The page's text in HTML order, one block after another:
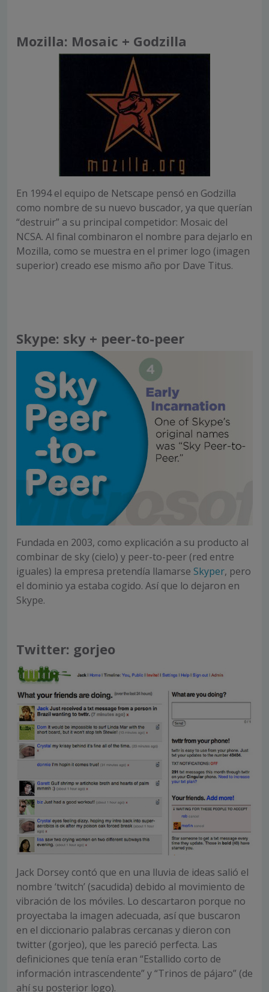
Mozilla: Mosaic + Godzilla
En 1994 el equipo de Netscape pensó en Godzilla
como nombre de su nuevo buscador, ya que querían
“destruir” a su principal competidor: Mosaic del
NCSA. Al final combinaron el nombre para dejarlo en
Mozilla, como se muestra en el primer logo (imagen
superior) creado ese mismo año por Dave Titus.
Skype: sky + peer-to-peer
Fundada en 2003, como explicación a su producto al
combinar de sky (cielo) y peer-to-peer (red entre
iguales) la empresa pretendía llamarse Skyper, pero
el dominio ya estaba cogido. Así que lo dejaron en
Skype.
Twitter: gorjeo
Jack Dorsey contó que en una lluvia de ideas salió el
nombre ‘twitch’ (sacudida) debido al movimiento de
vibración de los móviles. Lo descartaron porque no
proyectaba la imagen adecuada, así que buscaron
en el diccionario palabras cercanas y dieron con
twitter (gorjeo), que les pareció perfecta. Las
definiciones que tenía eran “Estallido corto de
información intrascendente” y “Trinos de pájaro” (de
ahí su posterior logo).